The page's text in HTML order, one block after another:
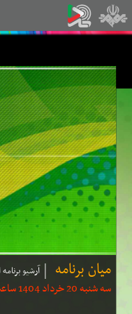
میان برنامه آرشیو
سه شنبه 20 خرداد 1404 ساعت: 18:25 | مدت: 5 دقیقه